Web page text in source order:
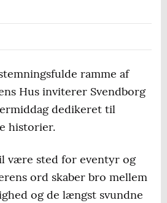
ramme af
Hus inviterer Svendborg
dedikeret til
historier.
være sted for eventyr og
ord skaber bro mellem
og de længst svundne